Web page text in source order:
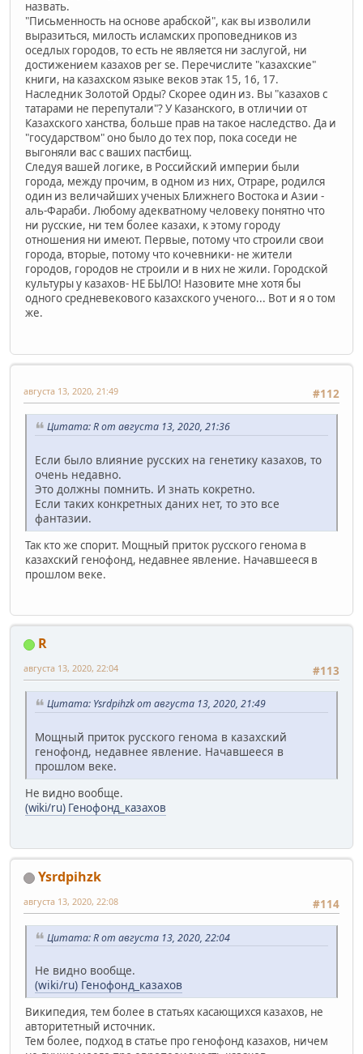
назвать.
"Письменность на основе арабской", как вы изволили
выразиться, милость исламских проповедников из
оседлых городов, то есть не является ни заслугой, ни
достижением казахов per se. Перечислите "казахские"
книги, на казахском языке веков этак 15, 16, 17.
Наследник Золотой Орды? Скорее один из. Вы "казахов с
татарами не перепутали"? У Казанского, в отличии от
Казахского ханства, больше прав на такое наследство. Да и
"государством" оно было до тех пор, пока соседи не
выгоняли вас с ваших пастбищ.
Следуя вашей логике, в Российский империи были
города, между прочим, в одном из них, Отраре, родился
один из величайших ученых Ближнего Востока и Азии -
аль-Фараби. Любому адекватному человеку понятно что
ни русские, ни тем более казахи, к этому городу
отношения ни имеют. Первые, потому что строили свои
города, вторые, потому что кочевники- не жители
городов, городов не строили и в них не жили. Городской
культуры у казахов- НЕ БЫЛО! Назовите мне хотя бы
одного средневекового казахского ученого... Вот и я о том
же.
#112
августа 13, 2020, 21:49
Цитата: R от августа 13, 2020, 21:36
Если было влияние русских на генетику казахов, то
очень недавно.
Это должны помнить. И знать кокретно.
Если таких конкретных даних нет, то это все
фантазии.
Так кто же спорит. Мощный приток русского генома в
казахский генофонд, недавнее явление. Начавшееся в
прошлом веке.
R
#113
августа 13, 2020, 22:04
Цитата: Ysrdpihzk от августа 13, 2020, 21:49
Мощный приток русского генома в казахский
генофонд, недавнее явление. Начавшееся в
прошлом веке.
Не видно вообще.
(wiki/ru) Генофонд_казахов
Ysrdpihzk
#114
августа 13, 2020, 22:08
Цитата: R от августа 13, 2020, 22:04
Не видно вообще.
(wiki/ru) Генофонд_казахов
Википедия, тем более в статьях касающихся казахов, не
авторитетный источник.
Тем более, подход в статье про генофонд казахов, ничем